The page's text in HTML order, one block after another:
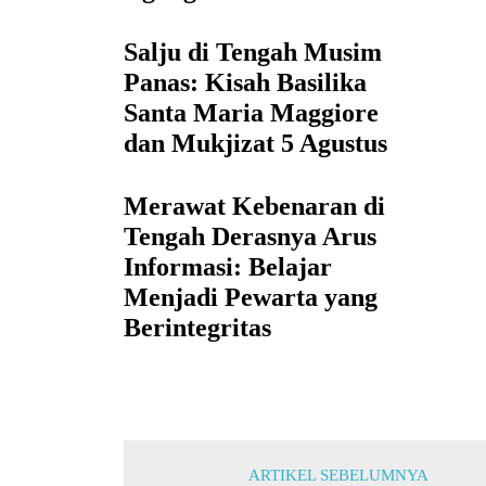
Salju di Tengah Musim
Panas: Kisah Basilika
Santa Maria Maggiore
dan Mukjizat 5 Agustus
Merawat Kebenaran di
Tengah Derasnya Arus
Informasi: Belajar
Menjadi Pewarta yang
Berintegritas
ARTIKEL SEBELUMNYA